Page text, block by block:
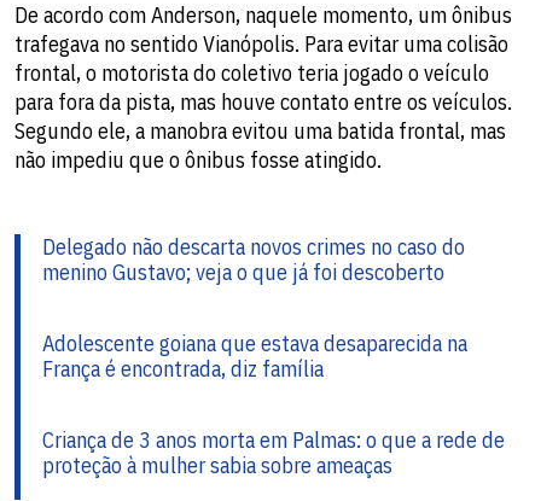
De acordo com Anderson, naquele momento, um ônibus
trafegava no sentido Vianópolis. Para evitar uma colisão
frontal, o motorista do coletivo teria jogado o veículo
para fora da pista, mas houve contato entre os veículos.
Segundo ele, a manobra evitou uma batida frontal, mas
não impediu que o ônibus fosse atingido.
Delegado não descarta novos crimes no caso do
menino Gustavo; veja o que já foi descoberto
Adolescente goiana que estava desaparecida na
França é encontrada, diz família
Criança de 3 anos morta em Palmas: o que a rede de
proteção à mulher sabia sobre ameaças